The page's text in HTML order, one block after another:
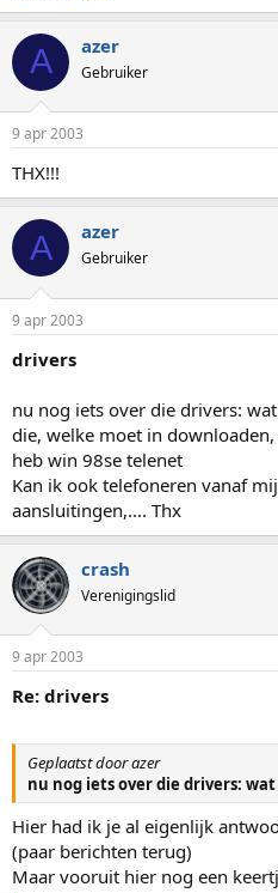
A azer
Gebruiker
9 apr 2003
THX!!!
A azer
Gebruiker
9 apr 2003
drivers
nu nog iets over die drivers:
die, welke moet in downloaden,
heb win 98se telenet
Kan ik ook telefoneren vanaf
aansluitingen,.... Thx
crash
Verenigingslid
9 apr 2003
Re: drivers
Geplaatst door azer
nu nog iets over die drivers:
Hier had ik je al eigenlijk
(paar berichten terug)
Maar vooruit hier nog een